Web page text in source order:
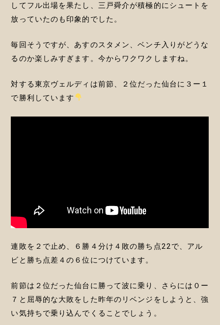
してフル出場を果たし、三戸舜介が積極的にシュートを
放っていたのも印象的でした。
毎回そうですが、あすのスタメン、ベンチ入りがどうな
るのか楽しみすぎます。今からワクワクしますね。
対する東京ヴェルディは前節、２位だった仙台に３ー１
で勝利しています
連敗を２で止め、６勝４分け４敗の勝ち点22で、アル
ビと勝ち点差４の６位につけています。
前節は２位だった仙台に勝って波に乗り、さらには０ー
７と屈辱的な大敗をした昨年のリベンジをしようと、強
い気持ちで乗り込んでくることでしょう。